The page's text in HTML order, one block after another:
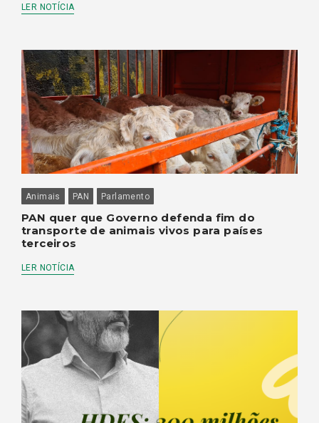
LER NOTÍCIA
Animais PAN Parlamento
PAN quer que Governo defenda fim do
transporte de animais vivos para países
terceiros
LER NOTÍCIA